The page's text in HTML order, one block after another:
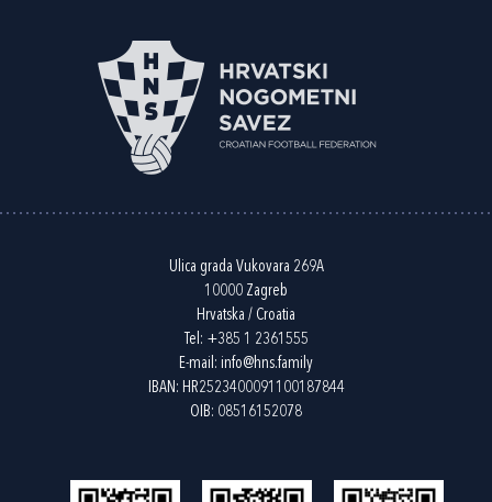
Ulica grada Vukovara 269A
10000 Zagreb
Hrvatska / Croatia
Tel: +385 1 2361555
E-mail: info@hns.family
IBAN: HR2523400091100187844
OIB: 08516152078